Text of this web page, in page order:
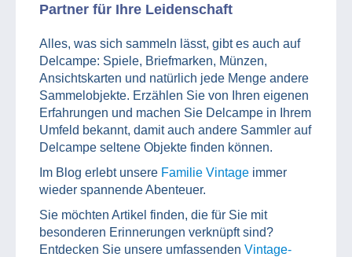
Partner für Ihre Leidenschaft
Alles, was sich sammeln lässt, gibt es auch auf
Delcampe: Spiele, Briefmarken, Münzen,
Ansichtskarten und natürlich jede Menge andere
Sammelobjekte. Erzählen Sie von Ihren eigenen
Erfahrungen und machen Sie Delcampe in Ihrem
Umfeld bekannt, damit auch andere Sammler auf
Delcampe seltene Objekte finden können.
Im Blog erlebt unsere Familie Vintage immer
wieder spannende Abenteuer.
Sie möchten Artikel finden, die für Sie mit
besonderen Erinnerungen verknüpft sind?
Entdecken Sie unsere umfassenden Vintage-